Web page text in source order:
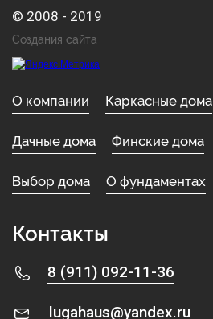
© 2008 - 2019
Создания сайта
О компании Каркасные дома
Дачные дома Финские дома
Выбор дома О фундаментах
Контакты
8 (911) 092-11-36
lugahaus@yandex.ru